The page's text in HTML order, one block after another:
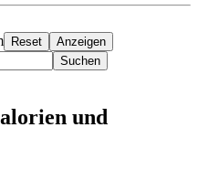
und